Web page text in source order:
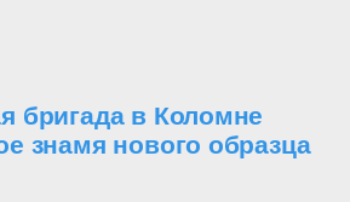
бригада в Коломне
знамя нового образца